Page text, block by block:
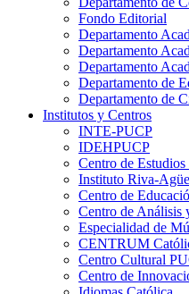
Fondo Editorial
Departamento
Departamento
Departamento
Departamento de
Departamento de
Institutos y Centros
INTE-PUCP
IDEHPUCP
Centro de
Instituto Riva-
Centro de
Centro de Análisis
Especialidad de
CENTRUM
Centro Cultural
Centro de